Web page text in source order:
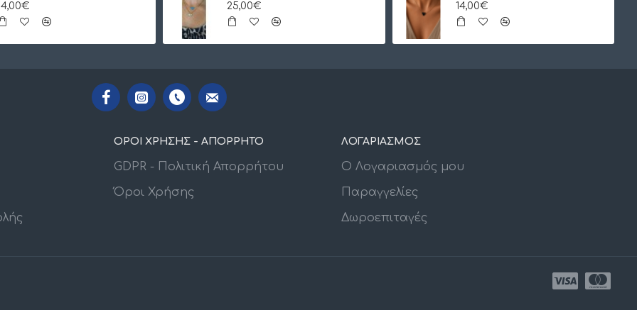
25,00€
14,00€
ΟΡΟΙ ΧΡΗΣΗΣ - ΑΠΟΡΡΗΤΟ
GDPR - Πολιτική Απορρήτου
Όροι Χρήσης
ΛΟΓΑΡΙΑΣΜΟΣ
Ο Λογαριασμός μου
Παραγγελίες
Δωροεπιταγές